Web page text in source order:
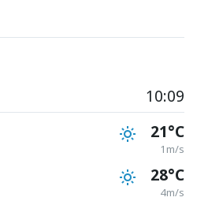
10:09
21°C
1m/s
28°C
4m/s